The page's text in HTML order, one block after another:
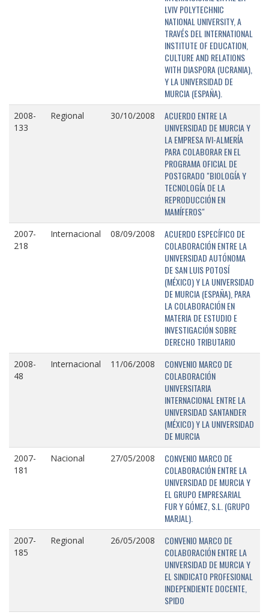
LVIV POLYTECHNIC
NATIONAL UNIVERSITY, A
TRAVÉS DEL INTERNATIONAL
INSTITUTE OF EDUCATION,
CULTURE AND RELATIONS
WITH DIASPORA (UCRANIA),
Y LA UNIVERSIDAD DE
MURCIA (ESPAÑA).
2008-
133
Regional 30/10/2008
ACUERDO ENTRE LA
UNIVERSIDAD DE MURCIA Y
LA EMPRESA IVI-ALMERÍA
PARA COLABORAR EN EL
PROGRAMA OFICIAL DE
POSTGRADO "BIOLOGÍA Y
TECNOLOGÍA DE LA
REPRODUCCIÓN EN
MAMÍFEROS"
2007-
218
Internacional 08/09/2008
ACUERDO ESPECÍFICO DE
COLABORACIÓN ENTRE LA
UNIVERSIDAD AUTÓNOMA
DE SAN LUIS POTOSÍ
(MÉXICO) Y LA UNIVERSIDAD
DE MURCIA (ESPAÑA), PARA
LA COLABORACIÓN EN
MATERIA DE ESTUDIO E
INVESTIGACIÓN SOBRE
DERECHO TRIBUTARIO
2008-
48
Internacional 11/06/2008
CONVENIO MARCO DE
COLABORACIÓN
UNIVERSITARIA
INTERNACIONAL ENTRE LA
UNIVERSIDAD SANTANDER
(MÉXICO) Y LA UNIVERSIDAD
DE MURCIA
2007-
181
Nacional 27/05/2008
CONVENIO MARCO DE
COLABORACIÓN ENTRE LA
UNIVERSIDAD DE MURCIA Y
EL GRUPO EMPRESARIAL
FUR Y GÓMEZ, S.L. (GRUPO
MARJAL).
2007-
185
Regional 26/05/2008
CONVENIO MARCO DE
COLABORACIÓN ENTRE LA
UNIVERSIDAD DE MURCIA Y
EL SINDICATO PROFESIONAL
INDEPENDIENTE DOCENTE,
SPIDO